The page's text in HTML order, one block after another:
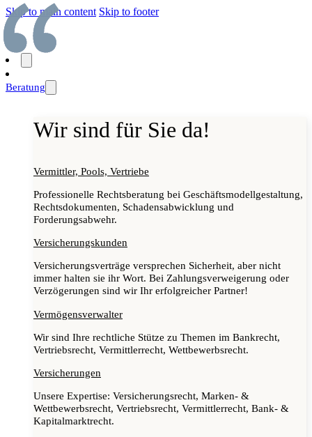
Skip to main content Skip to footer
Beratung
Wir sind für Sie da!
Vermittler, Pools, Vertriebe
Professionelle Rechtsberatung bei Geschäftsmodellgestaltung,
Rechtsdokumenten, Schadensabwicklung und
Forderungsabwehr.
Versicherungskunden
Versicherungsverträge versprechen Sicherheit, aber nicht
immer halten sie ihr Wort. Bei Zahlungsverweigerung oder
Verzögerungen sind wir Ihr erfolgreicher Partner!
Vermögensverwalter
Wir sind Ihre rechtliche Stütze zu Themen im Bankrecht,
Vertriebsrecht, Vermittlerrecht, Wettbewerbsrecht.
Versicherungen
Unsere Expertise: Versicherungsrecht, Marken- &
Wettbewerbsrecht, Vertriebsrecht, Vermittlerrecht, Bank- &
Kapitalmarktrecht.